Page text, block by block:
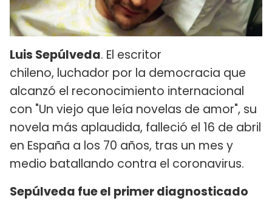
Luis Sepúlveda. El escritor
chileno, luchador por la democracia que
alcanzó el reconocimiento internacional
con "Un viejo que leía novelas de amor", su
novela más aplaudida, falleció el 16 de abril
en España a los 70 años, tras un mes y
medio batallando contra el coronavirus.
Sepúlveda fue el primer diagnosticado